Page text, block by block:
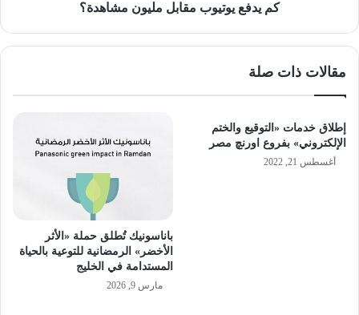
كم يدفع يوتيوب مقابل مليون مشاهدة؟
مقالات ذات صلة
إطلاق خدمات «التوقيع والختم
الإلكتروني» بفروع اورنچ مصر
أغسطس 21, 2022
باناسونيك تُطلق حملة «الأثر
الأخضر» الرمضانية للتوعية بالحياة
المستدامة في الخليج
مارس 9, 2026